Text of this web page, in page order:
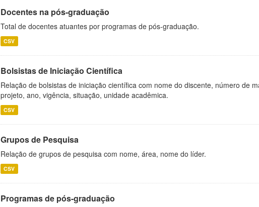
Docentes na pós-graduação
Total de docentes atuantes por programas de pós-graduação.
CSV
Bolsistas de Iniciação Científica
Relação de bolsistas de iniciação científica com nome do discente, número de
projeto, ano, vigência, situação, unidade acadêmica.
CSV
Grupos de Pesquisa
Relação de grupos de pesquisa com nome, área, nome do líder.
CSV
Programas de pós-graduação